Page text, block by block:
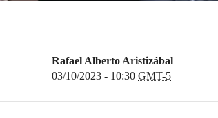
Rafael Alberto Aristizábal
03/10/2023 - 10:30 GMT-5